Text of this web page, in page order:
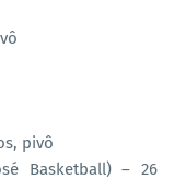
pivô
Basketball) – 26